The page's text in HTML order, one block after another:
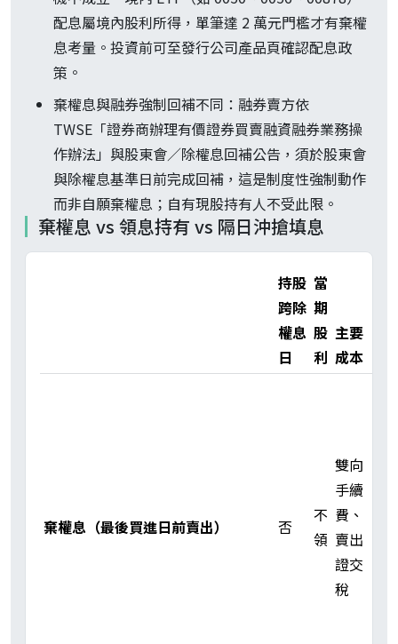
配息屬境內股利所得，單筆達 2 萬元門檻才有棄權
息考量。投資前可至發行公司產品頁確認配息政
策。
棄權息與融券強制回補不同：融券賣方依
TWSE「證券商辦理有價證券買賣融資融券業務操
作辦法」與股東會／除權息回補公告，須於股東會
與除權息基準日前完成回補，這是制度性強制動作
而非自願棄權息；自有現股持有人不受此限。
棄權息 vs 領息持有 vs 隔日沖搶填息
持股
跨除
權息
日
當
期
股
利
主要
成本
棄權息（最後買進日前賣出） 否
不
領
雙向
手續
費、
賣出
證交
稅